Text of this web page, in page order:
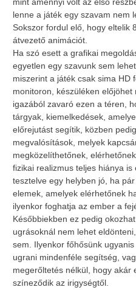
mint amennyi volt az első
lenne a játék egy szavam nem
Sokszor fordul elő, hogy eltelik
átvezető animációt.
Ha szó esett a grafikai
egyetlen egy szavunk sem
miszerint a játék csak sima HD
monitoron, készüléken előjöhet
igazából zavaró ezen a téren,
tárgyak, kiemelkedések,
előrejutást segítik, közben
megvalósítások, melyek
megközelíthetőnek,
fizikai realizmus teljes hiánya
tesztelve egy helyben jó, ha
elemek, amelyek elérhetőnek
ilyenkor foghatja az ember a
Későbbiekben ez pedig
ugrásoknál nem lehet
sem. Ilyenkor főhősünk
ugrani mindenféle segítség,
megerőltetés nélkül, hogy akár
színeződik az irigységtől.